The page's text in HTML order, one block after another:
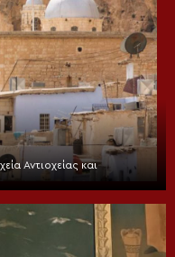
Αντιοχείας και